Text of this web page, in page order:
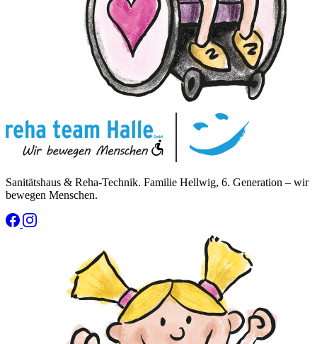
Sanitätshaus & Reha-Technik. Familie Hellwig, 6. Generation – wir
bewegen Menschen.
(öffnet neues Fenster)
(öffnet neues Fenster)